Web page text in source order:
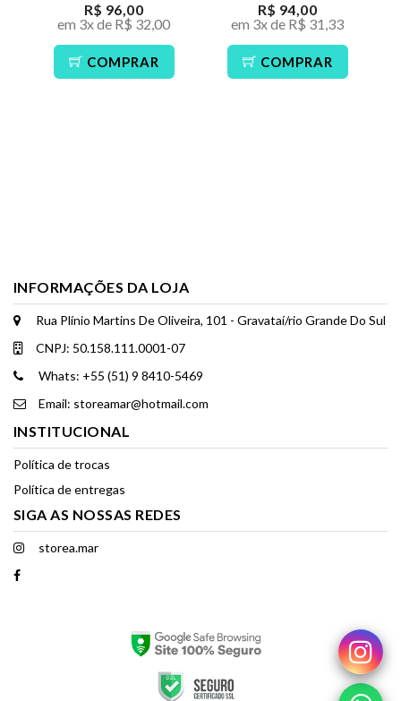
R$ 96,00
em 3x de R$ 32,00
COMPRAR
R$ 94,00
em 3x de R$ 31,33
COMPRAR
INFORMAÇÕES DA LOJA
Rua Plínio Martins De Oliveira, 101 - Gravataí/rio Grande Do Sul
CNPJ: 50.158.111.0001-07
Whats: +55 (51) 9 8410-5469
Email: storeamar@hotmail.com
INSTITUCIONAL
Política de trocas
Política de entregas
SIGA AS NOSSAS REDES
storea.mar